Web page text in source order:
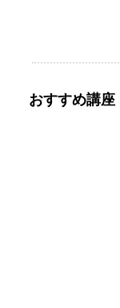
おすすめ講座